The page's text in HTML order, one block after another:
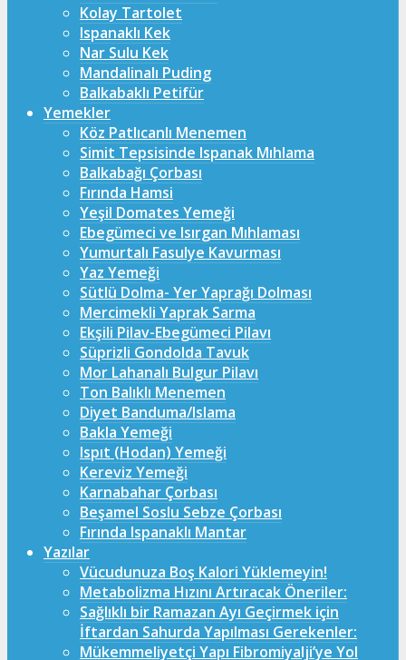
Kolay Tartolet
Ispanaklı Kek
Nar Sulu Kek
Mandalinalı Puding
Balkabaklı Petifür
Yemekler
Köz Patlıcanlı Menemen
Simit Tepsisinde Ispanak Mıhlama
Balkabağı Çorbası
Fırında Hamsi
Yeşil Domates Yemeği
Ebegümeci ve Isırgan Mıhlaması
Yumurtalı Fasulye Kavurması
Yaz Yemeği
Sütlü Dolma- Yer Yaprağı Dolması
Mercimekli Yaprak Sarma
Ekşili Pilav-Ebegümeci Pilavı
Süprizli Gondolda Tavuk
Mor Lahanalı Bulgur Pilavı
Ton Balıklı Menemen
Diyet Banduma/Islama
Bakla Yemeği
Ispıt (Hodan) Yemeği
Kereviz Yemeği
Karnabahar Çorbası
Beşamel Soslu Sebze Çorbası
Fırında Ispanaklı Mantar
Yazılar
Vücudunuza Boş Kalori Yüklemeyin!
Metabolizma Hızını Artıracak Öneriler:
Sağlıklı bir Ramazan Ayı Geçirmek için
İftardan Sahurda Yapılması Gerekenler:
Mükemmeliyetçi Yapı Fibromiyalji’ye Yol